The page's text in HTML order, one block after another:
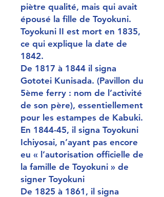
piètre qualité, mais qui avait
épousé la fille de Toyokuni.
Toyokuni II est mort en 1835,
ce qui explique la date de
1842.
De 1817 à 1844 il signa
Gototei Kunisada. (Pavillon du
5ème ferry : nom de l’activité
de son père), essentiellement
pour les estampes de Kabuki.
En 1844-45, il signa Toyokuni
Ichiyosai, n’ayant pas encore
eu « l’autorisation officielle de
la famille de Toyokuni » de
signer Toyokuni
De 1825 à 1861, il signa